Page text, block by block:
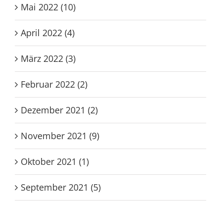
Mai 2022 (10)
April 2022 (4)
März 2022 (3)
Februar 2022 (2)
Dezember 2021 (2)
November 2021 (9)
Oktober 2021 (1)
September 2021 (5)